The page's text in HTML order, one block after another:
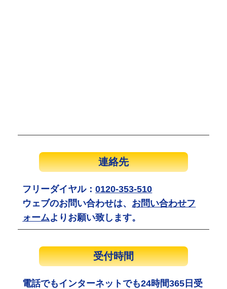
連絡先
フリーダイヤル：0120-353-510
ウェブのお問い合わせは、 お問い合わせフ
ォームよりお願い致します。
受付時間
電話でもインターネットでも24時間365日受